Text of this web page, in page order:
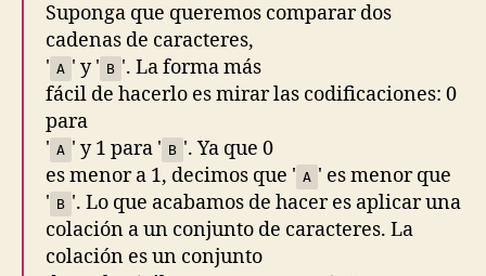
Suponga que queremos comparar dos
cadenas de caracteres,
' A ' y ' B '. La forma más
fácil de hacerlo es mirar las codificaciones: 0
para
' A ' y 1 para ' B '. Ya que 0
es menor a 1, decimos que ' A ' es menor que
' B '. Lo que acabamos de hacer es aplicar una
colación a un conjunto de caracteres. La
colación es un conjunto